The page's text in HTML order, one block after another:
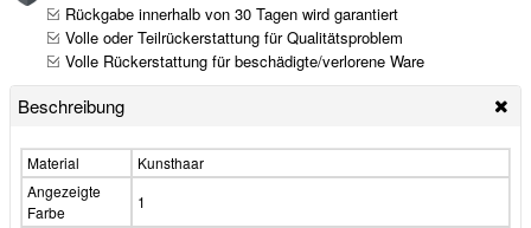
Rückgabe innerhalb von 30 Tagen wird garantiert
Volle oder Teilrückerstattung für Qualitätsproblem
Volle Rückerstattung für beschädigte/verlorene Ware
Beschreibung
Material
Kunsthaar
Angezeigte
Farbe
1